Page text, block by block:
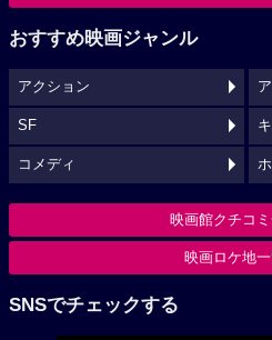
おすすめ映画ジャンル
アクション
SF
コメディ
映画館クチコ
映画ロケ地
SNSでチェックする